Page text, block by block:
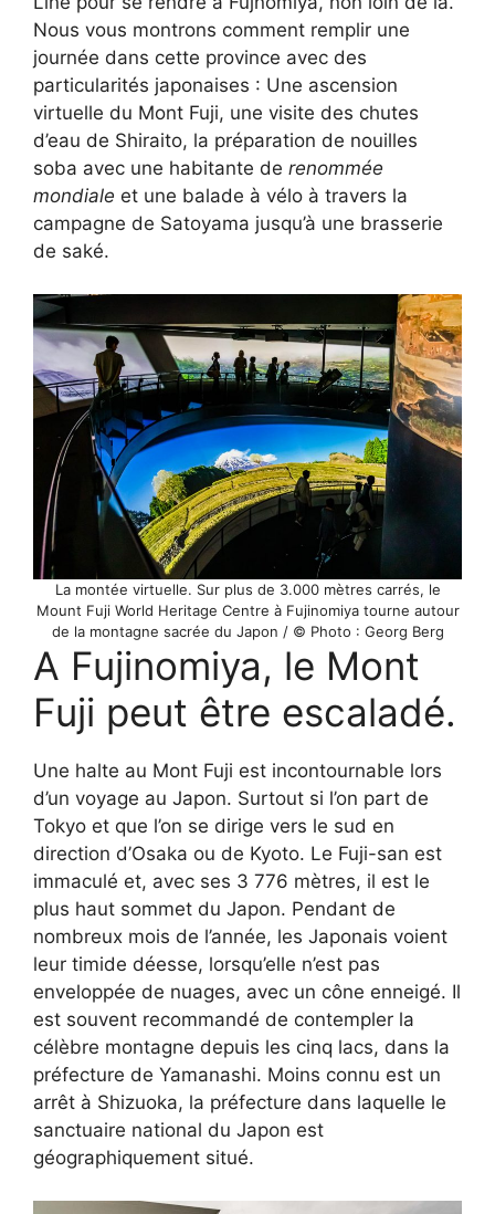
Nous vous montrons comment remplir une
journée dans cette province avec des
particularités japonaises : Une ascension
virtuelle du Mont Fuji, une visite des chutes
d’eau de Shiraito, la préparation de nouilles
soba avec une habitante de renommée
mondiale et une balade à vélo à travers la
campagne de Satoyama jusqu’à une brasserie
de saké.
La montée virtuelle. Sur plus de 3.000 mètres carrés, le
Mount Fuji World Heritage Centre à Fujinomiya tourne autour
de la montagne sacrée du Japon / © Photo : Georg Berg
A Fujinomiya, le Mont
Fuji peut être escaladé.
Une halte au Mont Fuji est incontournable lors
d’un voyage au Japon. Surtout si l’on part de
Tokyo et que l’on se dirige vers le sud en
direction d’Osaka ou de Kyoto. Le Fuji-san est
immaculé et, avec ses 3 776 mètres, il est le
plus haut sommet du Japon. Pendant de
nombreux mois de l’année, les Japonais voient
leur timide déesse, lorsqu’elle n’est pas
enveloppée de nuages, avec un cône enneigé. Il
est souvent recommandé de contempler la
célèbre montagne depuis les cinq lacs, dans la
préfecture de Yamanashi. Moins connu est un
arrêt à Shizuoka, la préfecture dans laquelle le
sanctuaire national du Japon est
géographiquement situé.